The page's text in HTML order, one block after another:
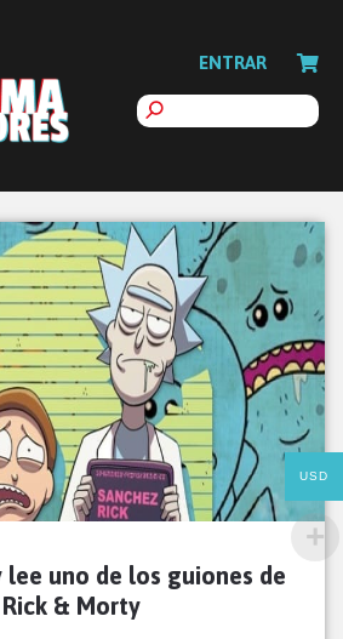
ENTRAR
lee uno de los guiones de
Rick & Morty
USD